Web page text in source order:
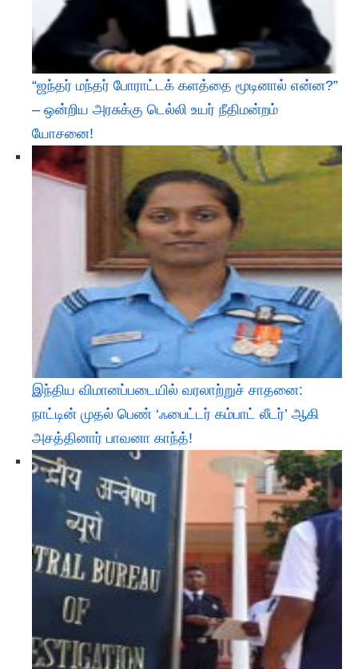
“ஜந்தர் மந்தர் போராட்டக் களத்தை மூடினால் என்ன?”
– ஒன்றிய அரசுக்கு டெல்லி உயர் நீதிமன்றம்
யோசனை!
இந்திய விமானப்படையில் வரலாற்றுச் சாதனை:
நாட்டின் முதல் பெண் ‘ஃபைட்டர் கம்பாட் லீடர்’ ஆகி
அசத்தினார் பாவனா காந்த்!